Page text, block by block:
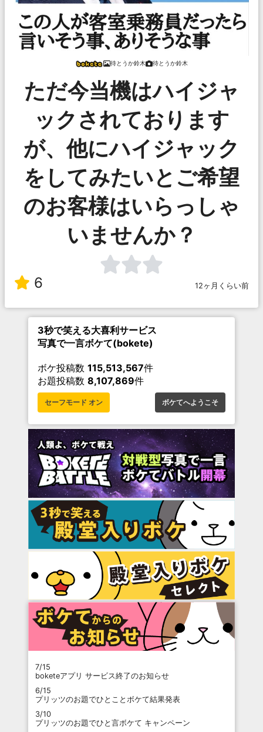
待とうか鈴木 待とうか鈴木
ただ今当機はハイジャ
ックされております
が、他にハイジャック
をしてみたいとご希望
のお客様はいらっしゃ
いませんか？
6 12ヶ月くらい前
3秒で笑える大喜利サービス
写真で一言ボケて(bokete)
ボケ投稿数 115,513,567件
お題投稿数 8,107,869件
セーフモード オン ボケてへようこそ
7/15
boketeアプリ サービス終了のお知らせ
6/15
プリッツのお題でひとことボケて結果発表
3/10
プリッツのお題でひと言ボケて キャンペーン